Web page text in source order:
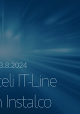
IT-Line
Instalco